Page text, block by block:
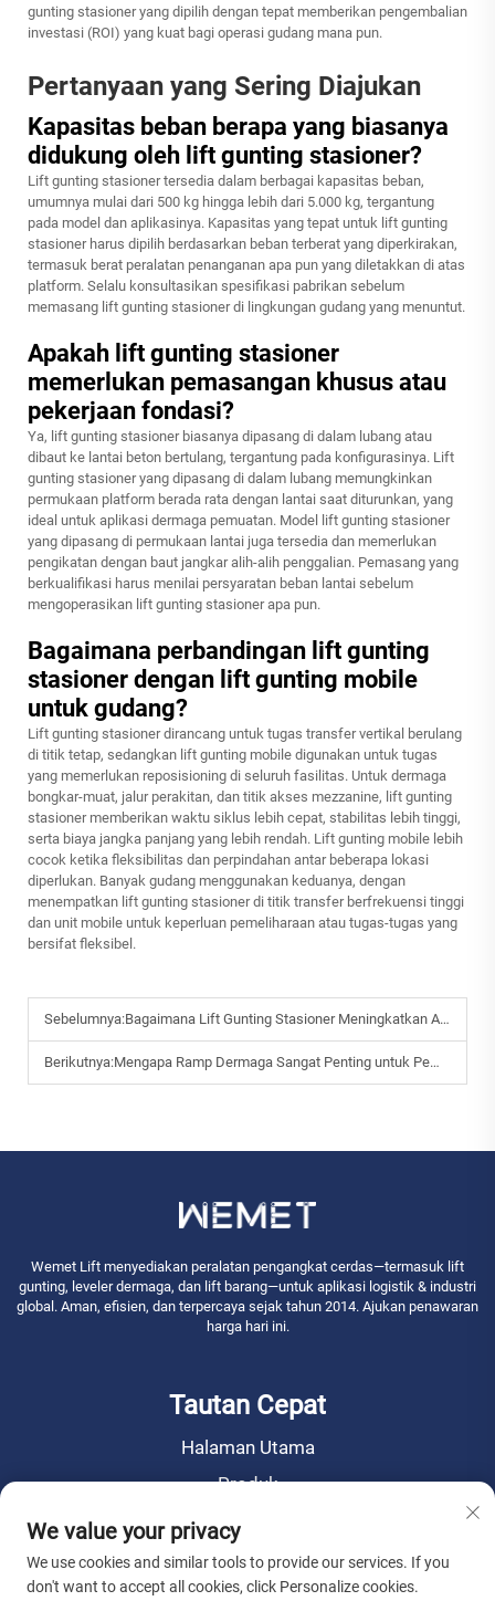
gunting stasioner yang dipilih dengan tepat memberikan pengembalian
investasi (ROI) yang kuat bagi operasi gudang mana pun.
Pertanyaan yang Sering Diajukan
Kapasitas beban berapa yang biasanya
didukung oleh lift gunting stasioner?
Lift gunting stasioner tersedia dalam berbagai kapasitas beban,
umumnya mulai dari 500 kg hingga lebih dari 5.000 kg, tergantung
pada model dan aplikasinya. Kapasitas yang tepat untuk lift gunting
stasioner harus dipilih berdasarkan beban terberat yang diperkirakan,
termasuk berat peralatan penanganan apa pun yang diletakkan di atas
platform. Selalu konsultasikan spesifikasi pabrikan sebelum
memasang lift gunting stasioner di lingkungan gudang yang menuntut.
Apakah lift gunting stasioner
memerlukan pemasangan khusus atau
pekerjaan fondasi?
Ya, lift gunting stasioner biasanya dipasang di dalam lubang atau
dibaut ke lantai beton bertulang, tergantung pada konfigurasinya. Lift
gunting stasioner yang dipasang di dalam lubang memungkinkan
permukaan platform berada rata dengan lantai saat diturunkan, yang
ideal untuk aplikasi dermaga pemuatan. Model lift gunting stasioner
yang dipasang di permukaan lantai juga tersedia dan memerlukan
pengikatan dengan baut jangkar alih-alih penggalian. Pemasang yang
berkualifikasi harus menilai persyaratan beban lantai sebelum
mengoperasikan lift gunting stasioner apa pun.
Bagaimana perbandingan lift gunting
stasioner dengan lift gunting mobile
untuk gudang?
Lift gunting stasioner dirancang untuk tugas transfer vertikal berulang
di titik tetap, sedangkan lift gunting mobile digunakan untuk tugas
yang memerlukan reposisioning di seluruh fasilitas. Untuk dermaga
bongkar-muat, jalur perakitan, dan titik akses mezzanine, lift gunting
stasioner memberikan waktu siklus lebih cepat, stabilitas lebih tinggi,
serta biaya jangka panjang yang lebih rendah. Lift gunting mobile lebih
cocok ketika fleksibilitas dan perpindahan antar beberapa lokasi
diperlukan. Banyak gudang menggunakan keduanya, dengan
menempatkan lift gunting stasioner di titik transfer berfrekuensi tinggi
dan unit mobile untuk keperluan pemeliharaan atau tugas-tugas yang
bersifat fleksibel.
Sebelumnya:Bagaimana Lift Gunting Stasioner Meningkatkan Alur Kerja di Pabrik?
Berikutnya:Mengapa Ramp Dermaga Sangat Penting untuk Pemuatan yang Fleksibel Tanpa Dok Tetap?
Wemet Lift menyediakan peralatan pengangkat cerdas—termasuk lift
gunting, leveler dermaga, dan lift barang—untuk aplikasi logistik & industri
global. Aman, efisien, dan terpercaya sejak tahun 2014. Ajukan penawaran
harga hari ini.
Tautan Cepat
Halaman Utama
Produk
Berita
Tentang Kami
Hubungi Kami
We value your privacy
We use cookies and similar tools to provide our services. If you
don't want to accept all cookies, click Personalize cookies.